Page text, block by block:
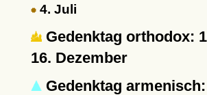
4. Juli
Gedenktag orthodox:
16. Dezember
Gedenktag armenisch: